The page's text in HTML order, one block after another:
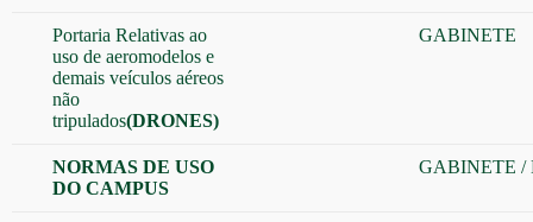
Portaria Relativas ao
uso de aeromodelos e
demais veículos aéreos
não
tripulados(DRONES)
GABINETE
NORMAS DE USO
DO CAMPUS
GABINETE /